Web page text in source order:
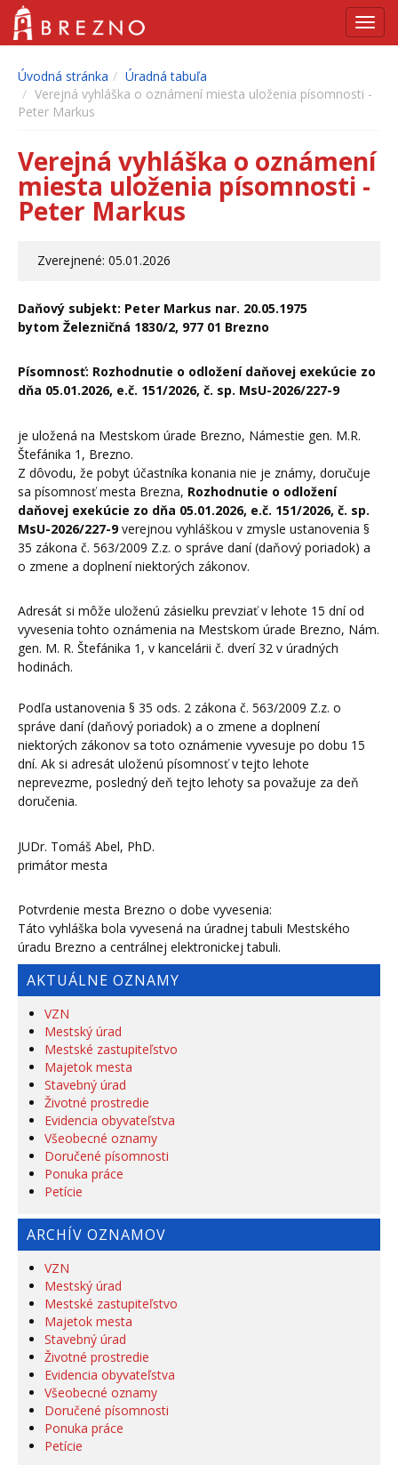
Úvodná stránka
Úradná tabuľa
Verejná vyhláška o oznámení miesta uloženia písomnosti -
Peter Markus
Verejná vyhláška o oznámení
miesta uloženia písomnosti -
Peter Markus
Zverejnené: 05.01.2026
Daňový subjekt: Peter Markus nar. 20.05.1975
bytom Železničná 1830/2, 977 01 Brezno
Písomnosť: Rozhodnutie o odložení daňovej exekúcie zo
dňa 05.01.2026, e.č. 151/2026, č. sp. MsU-2026/227-9
je uložená na Mestskom úrade Brezno, Námestie gen. M.R.
Štefánika 1, Brezno.
Z dôvodu, že pobyt účastníka konania nie je známy, doručuje
sa písomnosť mesta Brezna, Rozhodnutie o odložení
daňovej exekúcie zo dňa 05.01.2026, e.č. 151/2026, č. sp.
MsU-2026/227-9verejnou vyhláškou v zmysle ustanovenia §
35 zákona č. 563/2009 Z.z. o správe daní (daňový poriadok) a
o zmene a doplnení niektorých zákonov.
Adresát si môže uloženú zásielku prevziať v lehote 15 dní od
vyvesenia tohto oznámenia na Mestskom úrade Brezno, Nám.
gen. M. R. Štefánika 1, v kancelárii č. dverí 32 v úradných
hodinách.
Podľa ustanovenia § 35 ods. 2 zákona č. 563/2009 Z.z. o
správe daní (daňový poriadok) a o zmene a doplnení
niektorých zákonov sa toto oznámenie vyvesuje po dobu 15
dní. Ak si adresát uloženú písomnosť v tejto lehote
neprevezme, posledný deň tejto lehoty sa považuje za deň
doručenia.
JUDr. Tomáš Abel, PhD.
primátor mesta
Potvrdenie mesta Brezno o dobe vyvesenia:
Táto vyhláška bola vyvesená na úradnej tabuli Mestského
úradu Brezno a centrálnej elektronickej tabuli.
AKTUÁLNE OZNAMY
VZN
Mestský úrad
Mestské zastupiteľstvo
Majetok mesta
Stavebný úrad
Životné prostredie
Evidencia obyvateľstva
Všeobecné oznamy
Doručené písomnosti
Ponuka práce
Petície
ARCHÍV OZNAMOV
VZN
Mestský úrad
Mestské zastupiteľstvo
Majetok mesta
Stavebný úrad
Životné prostredie
Evidencia obyvateľstva
Všeobecné oznamy
Doručené písomnosti
Ponuka práce
Petície